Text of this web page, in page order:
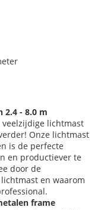
2.4 - 8.0 m
veelzijdige lichtmast
Onze lichtmast
is de perfecte
en productiever te
door de
en waarom
frame